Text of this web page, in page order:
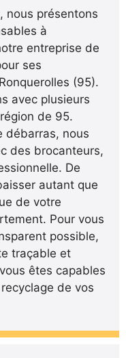
nous présentons
à
entreprise de
ses
(95).
avec plusieurs
de 95.
débarras, nous
des brocanteurs,
De
autant que
de votre
Pour vous
possible,
traçable et
êtes capables
de vos